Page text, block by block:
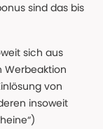
sind das bis
sich aus
Werbeaktion
von
insoweit